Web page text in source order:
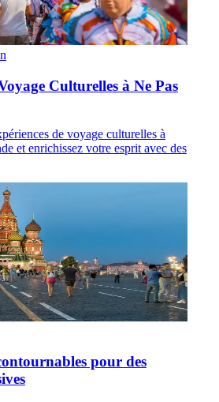
Culturelles à Ne Pas
de voyage culturelles à
et enrichissez votre esprit avec des
pour des